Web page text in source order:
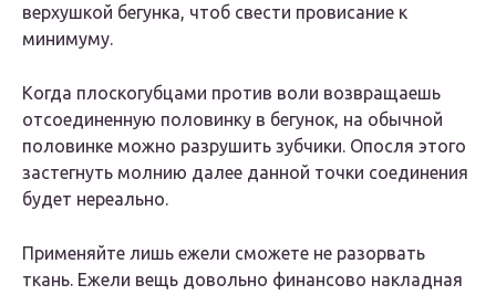
верхушкой бегунка, чтоб свести провисание к
минимуму.
Когда плоскогубцами против воли возвращаешь
отсоединенную половинку в бегунок, на обычной
половинке можно разрушить зубчики. Опосля этого
застегнуть молнию далее данной точки соединения
будет нереально.
Применяйте лишь ежели сможете не разорвать
ткань. Ежели вещь довольно финансово накладная